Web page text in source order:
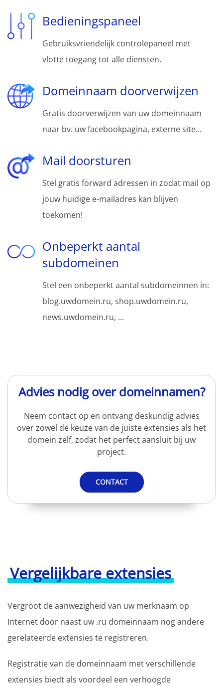
Bedieningspaneel
Gebruiksvriendelijk controlepaneel met
vlotte toegang tot alle diensten.
Domeinnaam doorverwijzen
Gratis doorverwijzen van uw domeinnaam
naar bv. uw facebookpagina, externe site...
Mail doorsturen
Stel gratis forward adressen in zodat mail op
jouw huidige e-mailadres kan blijven
toekomen!
Onbeperkt aantal
subdomeinen
Stel een onbeperkt aantal subdomeinnen in:
blog.uwdomein.ru, shop.uwdomein.ru,
news.uwdomein.ru, ...
Advies nodig over domeinnamen?
Neem contact op en ontvang deskundig advies
over zowel de keuze van de juiste extensies als het
domein zelf, zodat het perfect aansluit bij uw
project.
CONTACT
Vergelijkbare extensies
Vergroot de aanwezigheid van uw merknaam op
Internet door naast uw .ru domeinnaam nog andere
gerelateerde extensies te registreren.
Registratie van de domeinnaam met verschillende
extensies biedt als voordeel een verhoogde